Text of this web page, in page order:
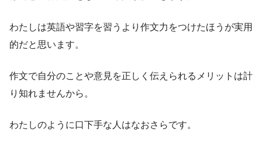
わたしは英語や習字を習うより作文力をつけたほうが実用
的だと思います。
作文で自分のことや意見を正しく伝えられるメリットは計
り知れませんから。
わたしのように口下手な人はなおさらです。